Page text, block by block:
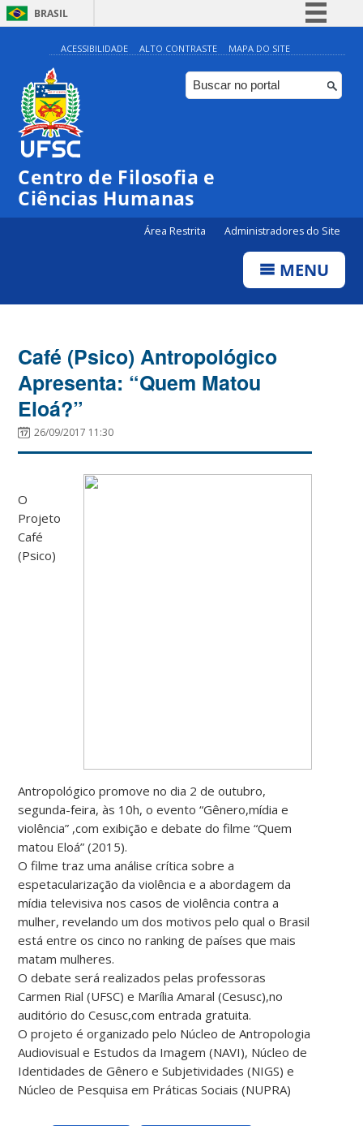
BRASIL
Simplifique!
Comunica BR
Participe
ACESSIBILIDADE ALTO CONTRASTE MAPA DO SITE
Centro de Filosofia e
Ciências Humanas
Área Restrita Administradores do Site
MENU
Café (Psico) Antropológico
Apresenta: “Quem Matou
Eloá?”
26/09/2017 11:30
O
Projeto
Café
(Psico)
Antropológico promove no dia 2 de outubro,
segunda-feira, às 10h, o evento “Gênero,mídia e
violência” ,com exibição e debate do filme “Quem
matou Eloá” (2015).
O filme traz uma análise crítica sobre a
espetacularização da violência e a abordagem da
mídia televisiva nos casos de violência contra a
mulher, revelando um dos motivos pelo qual o Brasil
está entre os cinco no ranking de países que mais
matam mulheres.
O debate será realizados pelas professoras
Carmen Rial (UFSC) e Marília Amaral (Cesusc),no
auditório do Cesusc,com entrada gratuita.
O projeto é organizado pelo Núcleo de Antropologia
Audiovisual e Estudos da Imagem (NAVI), Núcleo de
Identidades de Gênero e Subjetividades (NIGS) e
Núcleo de Pesquisa em Práticas Sociais (NUPRA)